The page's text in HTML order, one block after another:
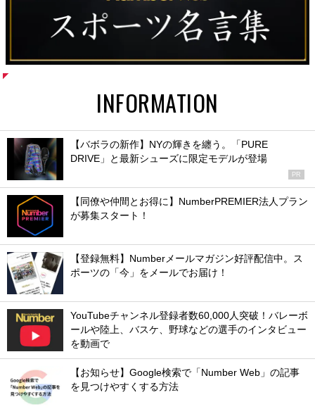
INFORMATION
【バボラの新作】NYの輝きを纏う。「PURE
DRIVE」と最新シューズに限定モデルが登場
PR
【同僚や仲間とお得に】NumberPREMIER法人プラン
が募集スタート！
【登録無料】Numberメールマガジン好評配信中。ス
ポーツの「今」をメールでお届け！
YouTubeチャンネル登録者数60,000人突破！バレーボ
ールや陸上、バスケ、野球などの選手のインタビュー
を動画で
【お知らせ】Google検索で「Number Web」の記事
を見つけやすくする方法